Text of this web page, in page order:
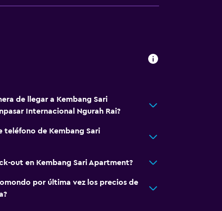
de llegar a Kembang Sari
Internacional Ngurah Rai?
teléfono de Kembang Sari
out en Kembang Sari Apartment?
por última vez los precios de